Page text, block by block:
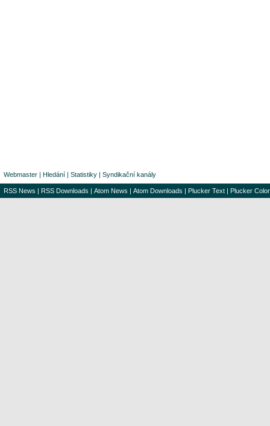
Webmaster | Hledání | Statistiky | Syndikační kanály
RSS News | RSS Downloads | Atom News | Atom Downloads | Plucker Text | Plucker Color